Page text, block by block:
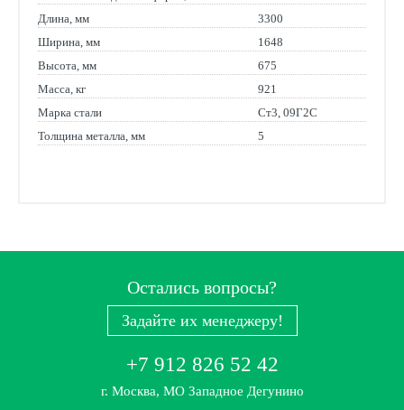
Длина, мм
3300
Ширина, мм
1648
Высота, мм
675
Масса, кг
921
Марка стали
Ст3, 09Г2С
Толщина металла, мм
5
Остались вопросы?
Задайте их менеджеру!
+7 912 826 52 42
г. Москва, МО Западное Дегунино